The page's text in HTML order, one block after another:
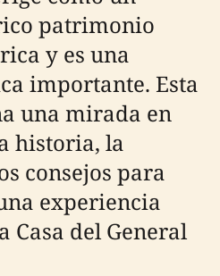
patrimonio
y es una
importante. Esta
una mirada en
historia, la
consejos para
experiencia
Casa del General